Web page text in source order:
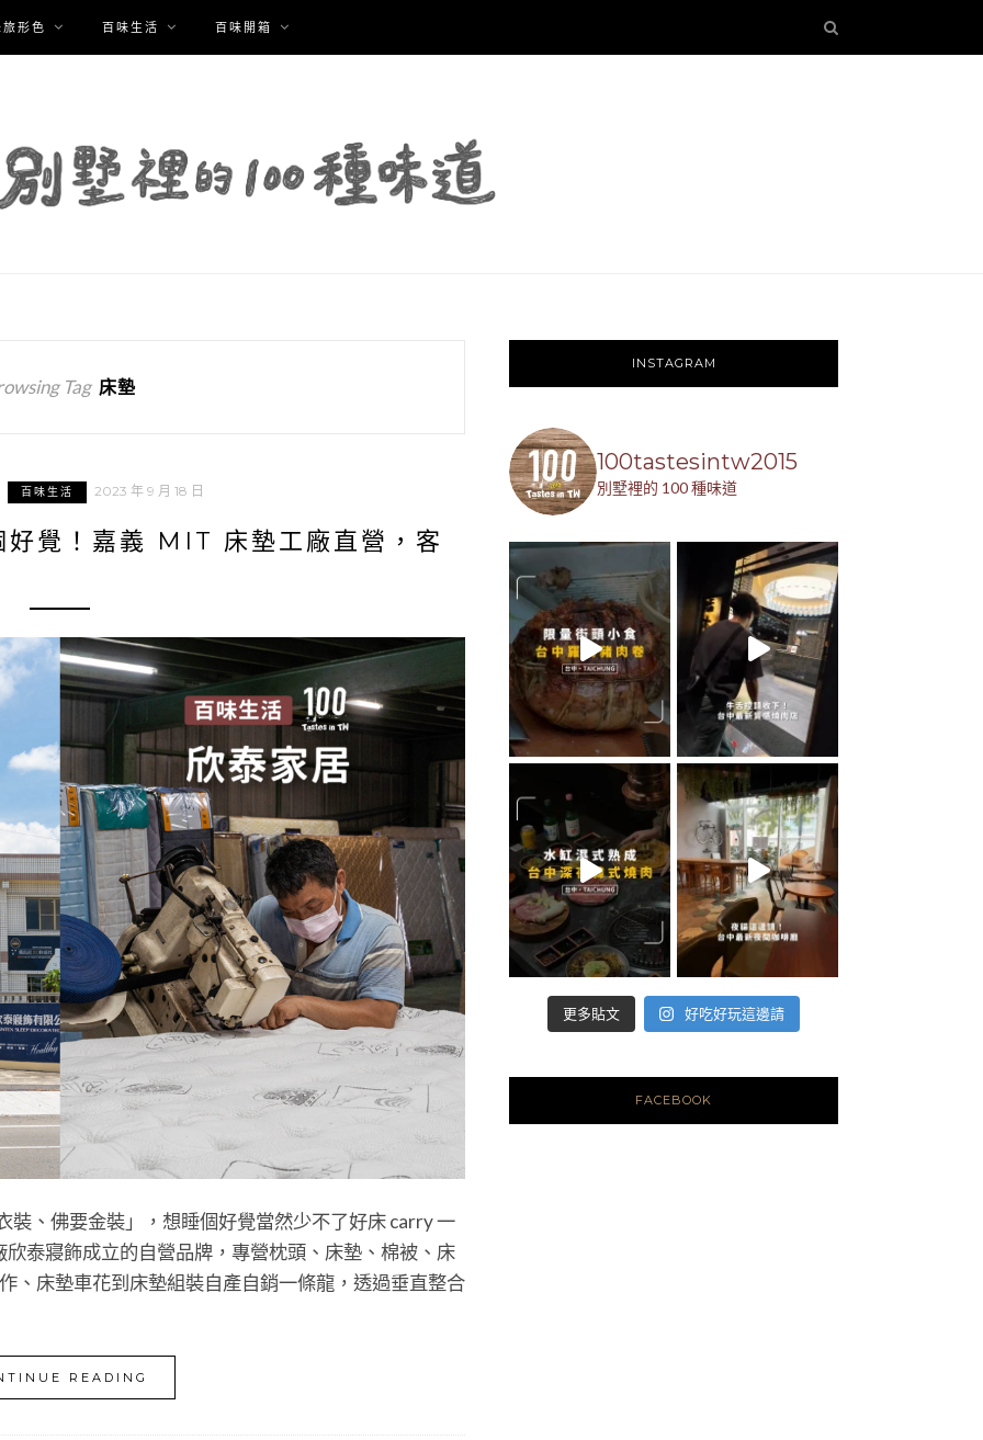
形色 百味生活 百味開箱
Tag 床墊
百味生活 2023 年 9 月 18 日
好覺！嘉義 MIT 床墊工廠直營，客
裝、佛要金裝」，想睡個好覺當然少不了好床 carry 一
泰寢飾成立的自營品牌，專營枕頭、床墊、棉被、床
、床墊車花到床墊組裝自產自銷一條龍，透過垂直整合
READING
INSTAGRAM
100tastesintw2015
別墅裡的 100 種味道
更多貼文 好吃好玩這邊請
FACEBOOK